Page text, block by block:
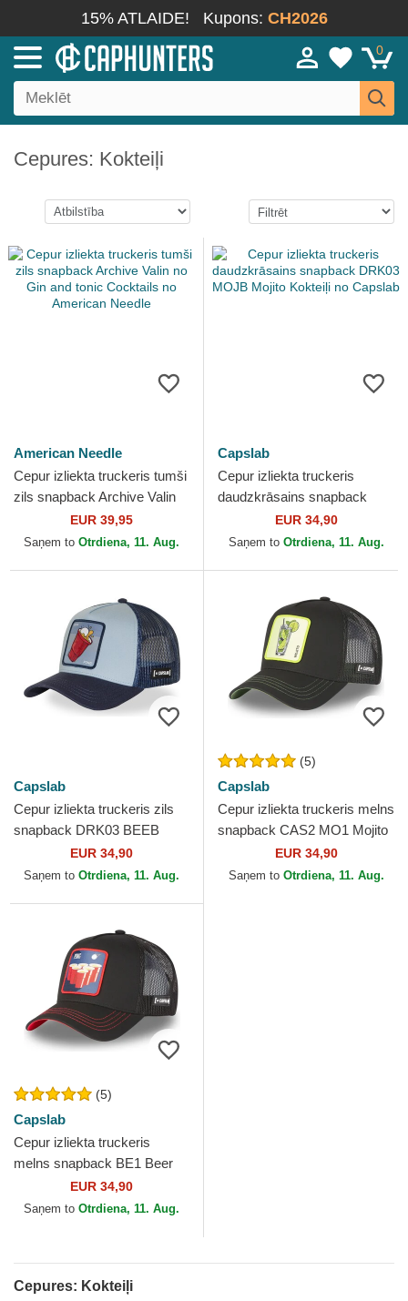
15% ATLAIDE! Kupons: CH2026
0
Cepures: Kokteiļi
American Needle
Cepur izliekta truckeris tumši
zils snapback Archive Valin
no Gin and tonic Cocktails no
American...
EUR 39,95
Saņem to Otrdiena, 11. Aug.
Capslab
Cepur izliekta truckeris
daudzkrāsains snapback
DRK03 MOJB Mojito Kokteiļi
no Capslab
EUR 34,90
Saņem to Otrdiena, 11. Aug.
Capslab
Cepur izliekta truckeris zils
snapback DRK03 BEEB
Beer Pong Kokteiļi no
Capslab
EUR 34,90
Saņem to Otrdiena, 11. Aug.
(5)
Capslab
Cepur izliekta truckeris melns
snapback CAS2 MO1 Mojito
Kokteiļi no Capslab
EUR 34,90
Saņem to Otrdiena, 11. Aug.
(5)
Capslab
Cepur izliekta truckeris
melns snapback BE1 Beer
Pong Kokteiļi no Capslab
EUR 34,90
Saņem to Otrdiena, 11. Aug.
Cepures: Kokteiļi